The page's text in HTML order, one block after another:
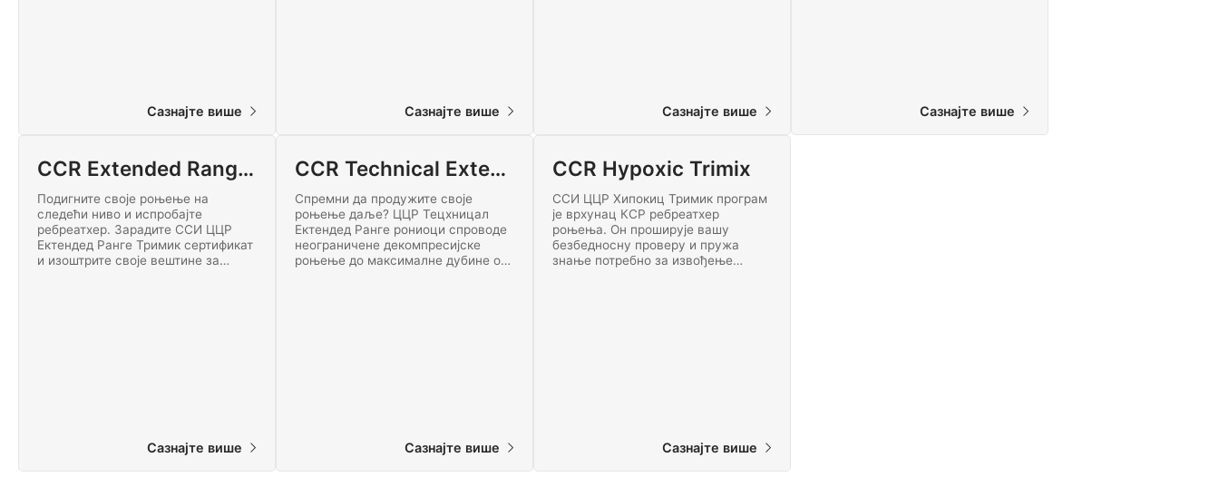
Сазнајте више Сазнајте више Сазнајте више Сазнајте више
CCR Extended Range Trimix
Подигните своје роњење на
следећи ниво и испробајте
ребреатхер. Зарадите ССИ ЦЦР
Ектендед Ранге Тримик сертификат
и изоштрите своје вештине за
Сазнајте више
CCR Technical Extended Range
Спремни да продужите своје
роњење даље? ЦЦР Тецхницал
Ектендед Ранге рониоци спроводе
неограничене декомпресијске
роњење до максималне дубине од
Сазнајте више
CCR Hypoxic Trimix
ССИ ЦЦР Хипокиц Тримик програм
је врхунац КСР ребреатхер
роњења. Он проширује вашу
безбедносну проверу и пружа
знање потребно за извођење
Сазнајте више